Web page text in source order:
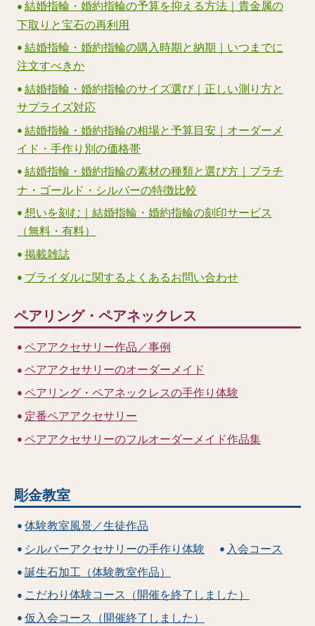
結婚指輪・婚約指輪の予算を抑える方法｜貴金属の
下取りと宝石の再利用
結婚指輪・婚約指輪の購入時期と納期｜いつまでに
注文すべきか
結婚指輪・婚約指輪のサイズ選び｜正しい測り方と
サプライズ対応
結婚指輪・婚約指輪の相場と予算目安｜オーダーメ
イド・手作り別の価格帯
結婚指輪・婚約指輪の素材の種類と選び方｜プラチ
ナ・ゴールド・シルバーの特徴比較
想いを刻む｜結婚指輪・婚約指輪の刻印サービス
（無料・有料）
掲載雑誌
ブライダルに関するよくあるお問い合わせ
ペアリング・ペアネックレス
ペアアクセサリー作品／事例
ペアアクセサリーのオーダーメイド
ペアリング・ペアネックレスの手作り体験
定番ペアアクセサリー
ペアアクセサリーのフルオーダーメイド作品集
彫金教室
体験教室風景／生徒作品
シルバーアクセサリーの手作り体験
入会コース
誕生石加工（体験教室作品）
こだわり体験コース（開催を終了しました）
仮入会コース（開催終了しました）